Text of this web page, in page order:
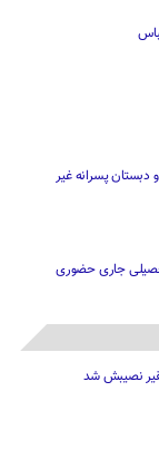
دبستان پسرانه غیر
جاری حضوری
نصیبش شد